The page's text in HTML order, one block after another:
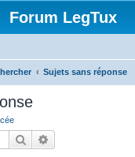
Forum LegTux
Sujets sans réponse
Rechercher